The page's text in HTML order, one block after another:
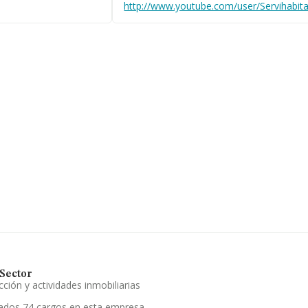
http://www.youtube.com/user/
y actividades inmobiliarias